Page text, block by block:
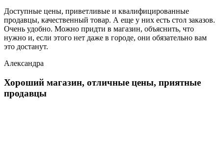
Доступные цены, приветливые и квалифицированные
продавцы, качественный товар. А еще у них есть стол заказов.
Очень удобно. Можно придти в магазин, объяснить, что
нужно и, если этого нет даже в городе, они обязательно вам
это достанут.
Александра
Хороший магазин, отличные цены, приятные
продавцы